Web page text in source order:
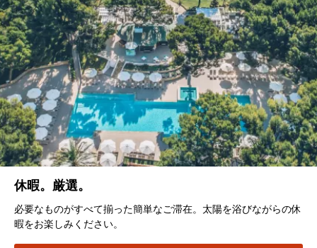
休暇。厳選。
必要なものがすべて揃った簡単なご滞在。太陽を浴びながらの休
暇をお楽しみください。